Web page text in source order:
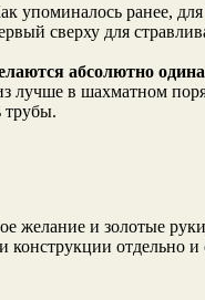
упоминалось ранее,
сверху для
абсолютно
лучше в шахматном
трубы.
желание и золотые
отдельно